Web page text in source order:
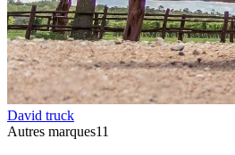
David truck
Autres marques11